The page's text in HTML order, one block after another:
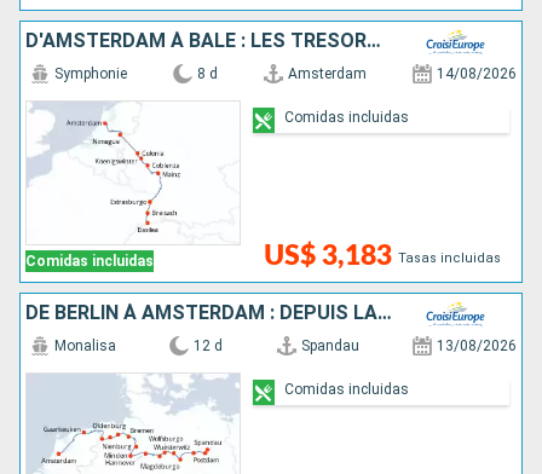
D'AMSTERDAM À BÂLE : LES TRÉSORS D'UN FLEUVE MYTHIQUE, LE RHIN
Comidas incluidas
Symphonie 8 d Amsterdam 14/08/2026
US$ 3,183 Tasas incluidas
Comidas incluidas
DE BERLIN À AMSTERDAM : DEPUIS LA CAPITALE ALLEMANDE VERS LA HOLLANDE ET SES CANAUX
Monalisa 12 d Spandau 13/08/2026
Comidas incluidas